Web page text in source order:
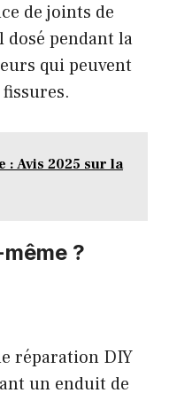
de joints de
pendant la
qui peuvent
: Avis 2025 sur la
?
réparation DIY
un enduit de